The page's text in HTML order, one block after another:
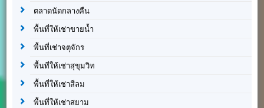
ตลาดนัดกลางคืน
พื้นที่ให้เช่าขายน้ำ
พื้นที่เช่าจตุจักร
พื้นที่ให้เช่าสุขุมวิท
พื้นที่ให้เช่าสีลม
พื้นที่ให้เช่าสยาม